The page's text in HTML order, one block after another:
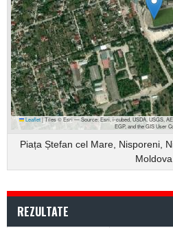
Leaflet |Tiles © Esri — Source: Esri, i-cubed, USDA, USGS,
EGP, and the GIS User
Piața Ștefan cel Mare, Nisporeni,
Moldova
REZULTATE